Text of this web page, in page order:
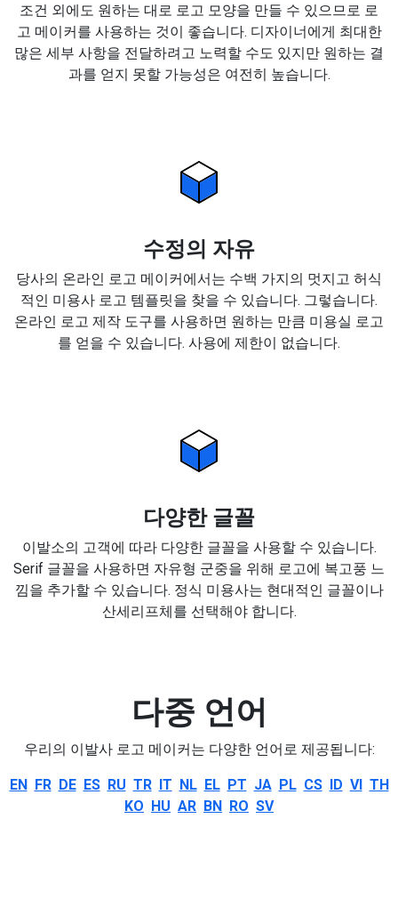
조건 외에도 원하는 대로 로고 모양을 만들 수 있으므로 로
고 메이커를 사용하는 것이 좋습니다. 디자이너에게 최대한
많은 세부 사항을 전달하려고 노력할 수도 있지만 원하는 결
과를 얻지 못할 가능성은 여전히 높습니다.
수정의 자유
당사의 온라인 로고 메이커에서는 수백 가지의 멋지고 허식
적인 미용사 로고 템플릿을 찾을 수 있습니다. 그렇습니다.
온라인 로고 제작 도구를 사용하면 원하는 만큼 미용실 로고
를 얻을 수 있습니다. 사용에 제한이 없습니다.
다양한 글꼴
이발소의 고객에 따라 다양한 글꼴을 사용할 수 있습니다.
Serif 글꼴을 사용하면 자유형 군중을 위해 로고에 복고풍 느
낌을 추가할 수 있습니다. 정식 미용사는 현대적인 글꼴이나
산세리프체를 선택해야 합니다.
다중 언어
우리의 이발사 로고 메이커는 다양한 언어로 제공됩니다:
EN FR DE ES RU TR IT NL EL PT JA PL CS ID VI TH
KO HU AR BN RO SV